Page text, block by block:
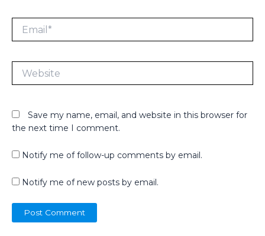
Website
Save my name, email, and website in this browser for
the next time I comment.
Notify me of follow-up comments by email.
Notify me of new posts by email.